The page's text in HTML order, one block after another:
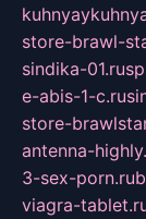
store-brawl-
sindika-01.ru
e-abis-1-c.ru
store-
antenna-
3-sex-porn.ru
viagra-